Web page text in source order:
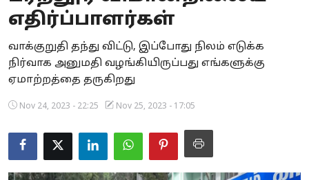
Business
Crime
Tamilnadu
National
World
Astrology
எதிர்ப்பாளர்கள்
வாக்குறுதி தந்து விட்டு, இப்போது நிலம் எடுக்க
நிர்வாக அனுமதி வழங்கியிருப்பது எங்களுக்கு
ஏமாற்றத்தை தருகிறது
Nov 24, 2023 - 22:25 Nov 25, 2023 - 17:05